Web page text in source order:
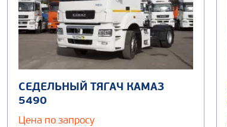
СЕДЕЛЬНЫЙ ТЯГАЧ КАМАЗ
5490
Цена по запросу